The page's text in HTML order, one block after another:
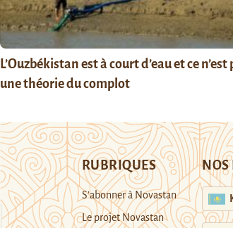
L’Ouzbékistan est à court d’eau et ce n’est
une théorie du complot
RUBRIQUES
S’abonner à Novastan
Le projet Novastan
NOS